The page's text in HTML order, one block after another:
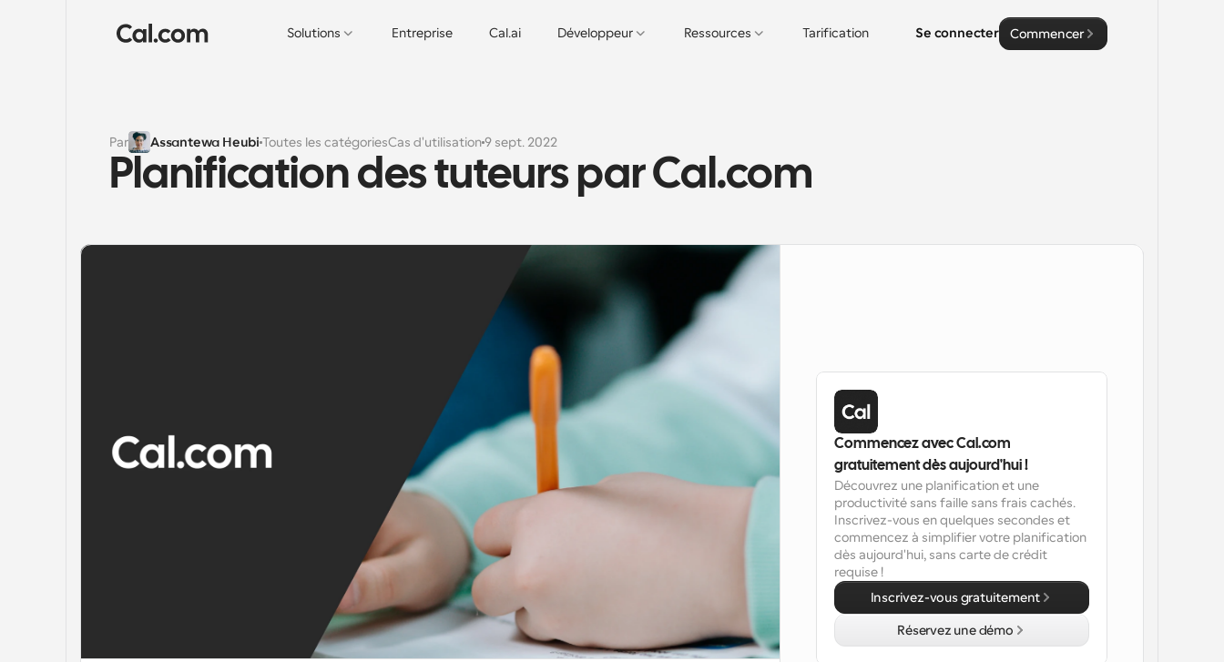
Solutions Entreprise Cal.ai Développeur Ressources Tarification Se connecter Commencer
Par Assantewa Heubi Toutes les catégoriesCas d'utilisation9 sept. 2022
Planification des tuteurs par Cal.com
Commencez avec Cal.com
gratuitement dès aujourd'hui !
Découvrez une planification et une
productivité sans faille sans frais cachés.
Inscrivez-vous en quelques secondes et
commencez à simplifier votre planification
dès aujourd'hui, sans carte de crédit
requise !
Inscrivez-vous gratuitement
Réservez une démo